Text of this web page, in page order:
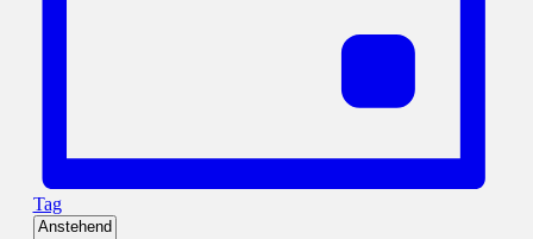
Tag
Anstehend Datum